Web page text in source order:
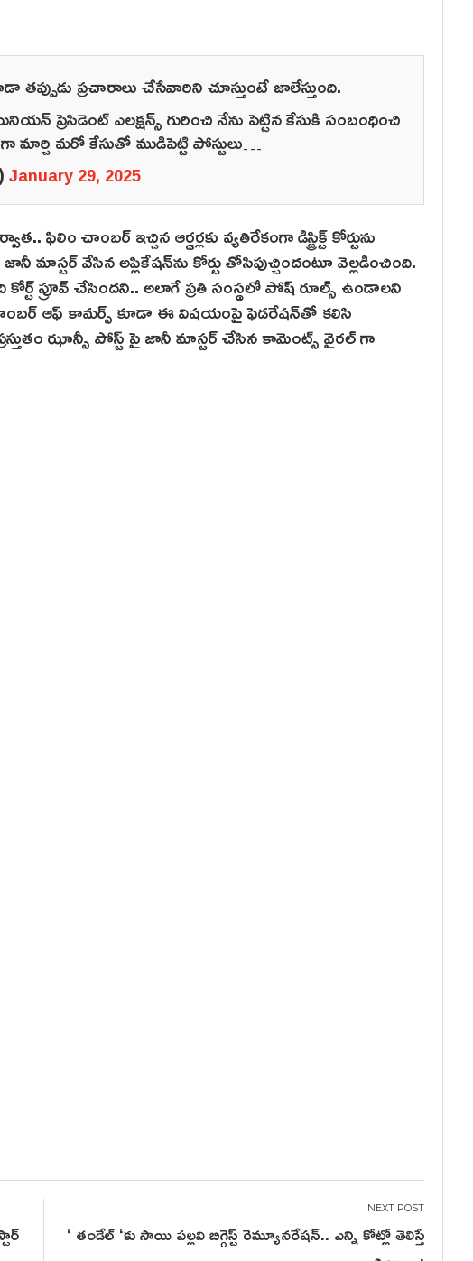
తప్పుడు ప్రచారాలు చేసేవారిని చూస్తుంటే జాలేస్తుంది.
ప్రెసిడెంట్ ఎలక్షన్స్ గురించి నేను పెట్టిన కేసుకి సంబంధించి
మార్చి మరో కేసుతో ముడిపెట్టి పోస్టులు…
January 29, 2025
ఫిలిం చాంబర్ ఇచ్చిన ఆర్డర్లకు వ్యతిరేకంగా డిస్ట్రిక్ట్ కోర్టును
వేసిన అప్లికేషన్‌ను కోర్టు తోసిపుచ్చిందంటూ వెల్లడించింది.
కోర్ట్ ప్రూవ్ చేసిందని.. అలాగే ప్రతి సంస్థలో పోష్‌ రూల్స్ ఉండాలని
ఆఫ్ కామర్స్ కూడా ఈ విషయంపై ఫెడరేషన్‌తో కలిసి
ఝాన్సీ పోస్ట్ పై జానీ మాస్టర్ చేసిన కామెంట్స్ వైరల్ గా
‘ తండేల్‌ ‘కు సాయి పల్లవి బిగ్గెస్ట్ రెమ్యూనరేషన్.. ఎన్ని కోట్లో తెలిస్తే